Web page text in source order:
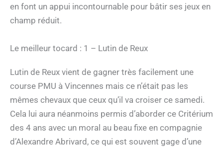
en font un appui incontournable pour bâtir ses jeux en
champ réduit.
Le meilleur tocard : 1 – Lutin de Reux
Lutin de Reux vient de gagner très facilement une
course PMU à Vincennes mais ce n’était pas les
mêmes chevaux que ceux qu’il va croiser ce samedi.
Cela lui aura néanmoins permis d’aborder ce Critérium
des 4 ans avec un moral au beau fixe en compagnie
d’Alexandre Abrivard, ce qui est souvent gage d’une